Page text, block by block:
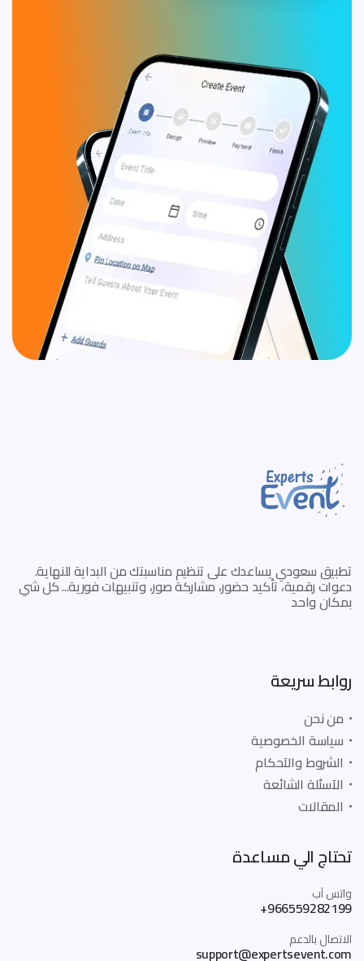
تطبيق سعودي يساعدك على تنظيم مناسبتك من البداية للنهاية.
دعوات رقمية، تأكيد حضور، مشاركة صور، وتنبيهات فورية... كل شي
بمكان واحد
روابط سريعة
من نحن
سياسة الخصوصية
الشروط والآحكام
الآسئلة الشائعة
المقالات
تحتاج الي مساعدة
واتس آب
+966559282199
الاتصال بالدعم
support@expertsevent.com